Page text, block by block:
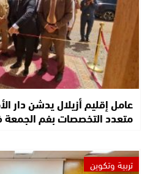
عامل إقليم أزيلال يدشن دار
متعدد التخصصات بفم
تربية وتكوين